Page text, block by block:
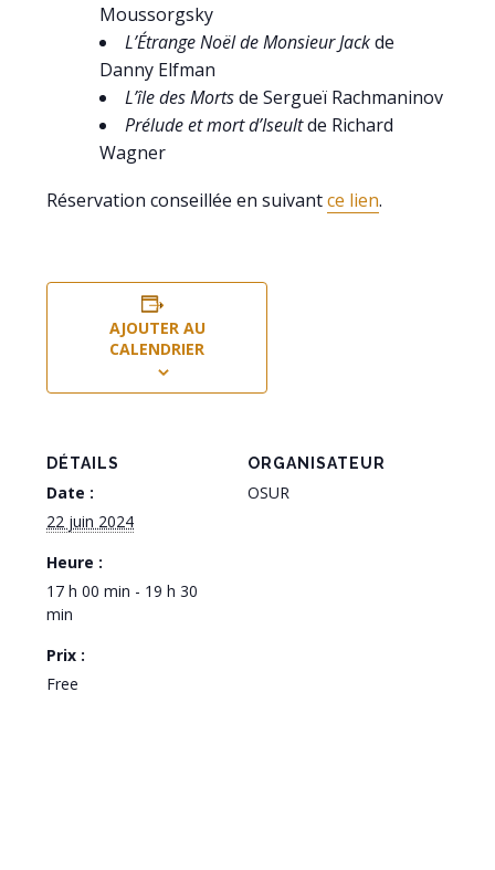
Moussorgsky
L’Étrange Noël de Monsieur Jackde
Danny Elfman
L’île des Mortsde Sergueï Rachmaninov
Prélude et mort d’Iseultde Richard
Wagner
Réservation conseillée en suivantce lien.
AJOUTER AU
CALENDRIER
DÉTAILS
Date :
22 juin 2024
Heure :
17 h 00 min - 19 h 30
min
Prix :
Free
ORGANISATEUR
OSUR